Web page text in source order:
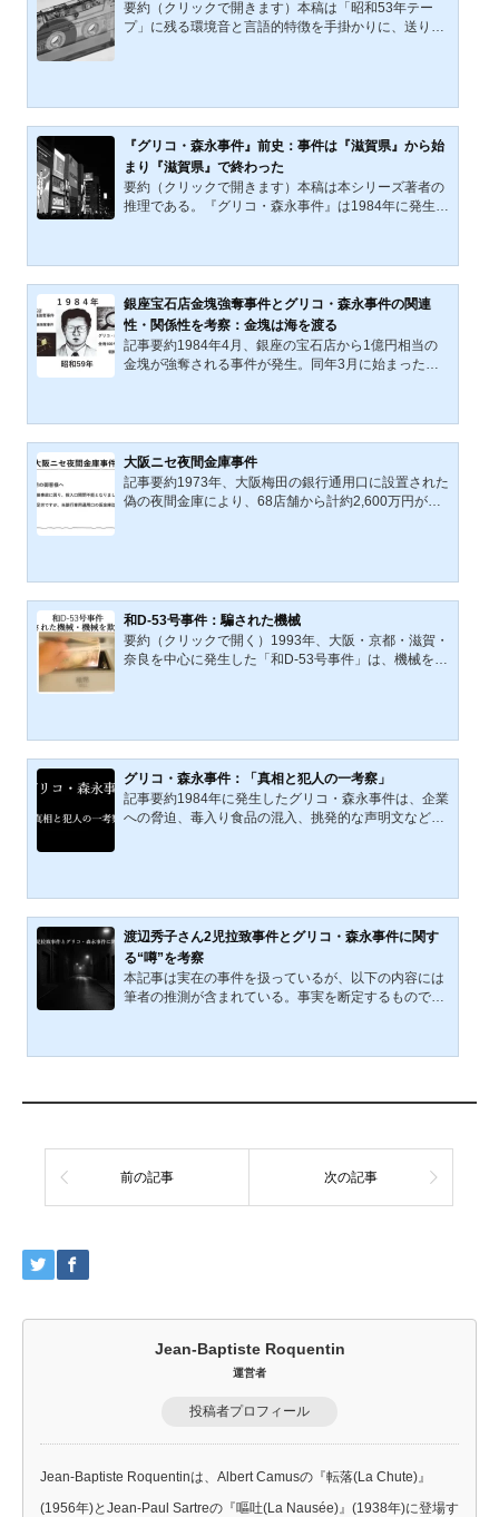
くる。公開日：2021年10月26日 / 最終更新日：2026
年3月6日前稿までの検...
要約（クリックで開きます）本稿は「昭和53年テー
プ」に残る環境音と言語的特徴を手掛かりに、送り主
積した未確認情報を「事実ではなく言説」として整理
し、自己演出や物語化の痕跡を読む。公開日：2021年
10月8日 / 最終更新日：2026年3月6日前稿『グリコ・
森永事件前史：事件...
『グリコ・森永事件』前史：事件は『滋賀県』から始
まり『滋賀県』で終わった
要約（クリックで開きます）本稿は本シリーズ著者の
推理である。『グリコ・森永事件』は1984年に発生し
を、周縁的な前史ではなく起点として読む。録音の背
景音は地理を示唆し、名乗りは犯人側の自己像を示
す。断片を追加するのではない。配置を組み替え、一
本の筋として再構成する。第1回は、その起点を提示
する。公開日：2021年1月5日 / 最終更新日：2026年3
月5日『グリコ・森永事件』は、未解決事件としての
「情報量」が多い。情報...
銀座宝石店金塊強奪事件とグリコ・森永事件の関連
性・関係性を考察：金塊は海を渡る
記事要約1984年4月、銀座の宝石店から1億円相当の
金塊が強奪される事件が発生。同年3月に始まったグ
島への密輸構造、さらには壱岐島での取引など、金塊
が海を渡った可能性を追いながら、犯人像と北朝鮮と
の関係性も含めて検証する。ご注意：本記事は1984
（昭和59）年4月19日13時20分頃、東京都中央区銀座
で発生した3人組と思しき犯人による宝石店強盗事件
大阪ニセ夜間金庫事件
記事要約1973年、大阪梅田の銀行通用口に設置された
偽の夜間金庫により、68店舗から計約2,600万円が窃
共通点から、知能犯の可能性が指摘されている。知略
縦横を働かせ、自分よりも大きな組織などを相手に犯
罪を実行する者がいる。狙いは、国家的な銀行と都市
の死角――そして、巨...
和D-53号事件：騙された機械
要約（クリックで開く）1993年、大阪・京都・滋賀・
奈良を中心に発生した「和D-53号事件」は、機械を欺
件となった。事件は日本の紙幣制度に大きな衝撃を与
え、新たな偽造対策の転機ともなった。1993年、偽の
1万円札「和D-53号」が大阪・京都・滋賀・奈良の両
替機やATMから相次いで発...
グリコ・森永事件：「真相と犯人の一考察」
記事要約1984年に発生したグリコ・森永事件は、企業
への脅迫、毒入り食品の混入、挑発的な声明文など、
る。大胆かつ緻密な計画性が示すのは、単なる金銭目
的ではなく、政治的・社会的意図を秘めた集団による
計画犯罪であった可能性である。1984年に発生した
『グリコ・森永事件...
渡辺秀子さん2児拉致事件とグリコ・森永事件に関す
る“噂”を考察
本記事は実在の事件を扱っているが、以下の内容には
筆者の推測が含まれている。事実を断定するものでは
戦期の陰に流れる地下水脈として捉え直し、両者のあ
交差し、侵入し、溶け合い、時に姿を変えた1970年代
前の記事 次の記事
Jean-Baptiste Roquentin
運営者
投稿者プロフィール
Jean-Baptiste Roquentinは、Albert Camusの『転落(La Chute)』
(1956年)とJean-Paul Sartreの『嘔吐(La Nausée)』(1938年)に登場す